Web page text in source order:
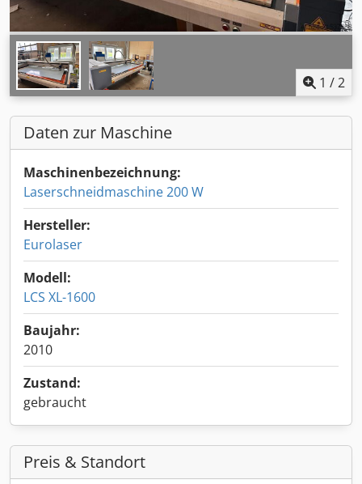
1 /2
Daten zur Maschine
Maschinenbezeichnung:
Laserschneidmaschine 200 W
Hersteller:
Eurolaser
Modell:
LCS XL-1600
Baujahr:
2010
Zustand:
gebraucht
Preis & Standort